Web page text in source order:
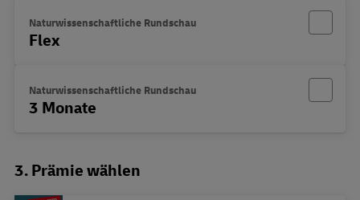
Naturwissenschaftliche Rundschau
Flex
Naturwissenschaftliche Rundschau
3 Monate
3. Prämie wählen